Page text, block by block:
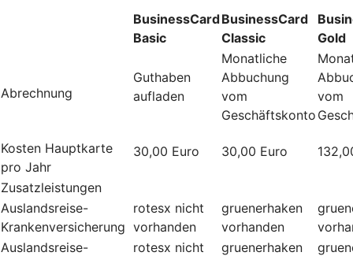
BusinessCard
Basic
BusinessCard
Classic
Gold
Abrechnung
Guthaben
aufladen
Monatliche
Abbuchung
vom
Geschäftskonto
vom
Kosten Hauptkarte
pro Jahr
30,00 Euro 30,00 Euro
Zusatzleistungen
Auslandsreise-
Krankenversicherung
rotesx nicht
vorhanden
gruenerhaken
vorhanden
Auslandsreise-
rotesx nicht
gruenerhaken